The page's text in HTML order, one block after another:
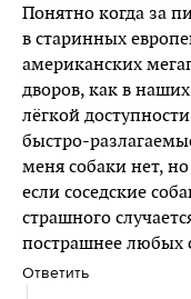
Понятно когда за
в старинных
американских
дворов, как в
лёгкой
быстро-
меня собаки нет,
если соседские
страшного
пострашнее любых
Ответить